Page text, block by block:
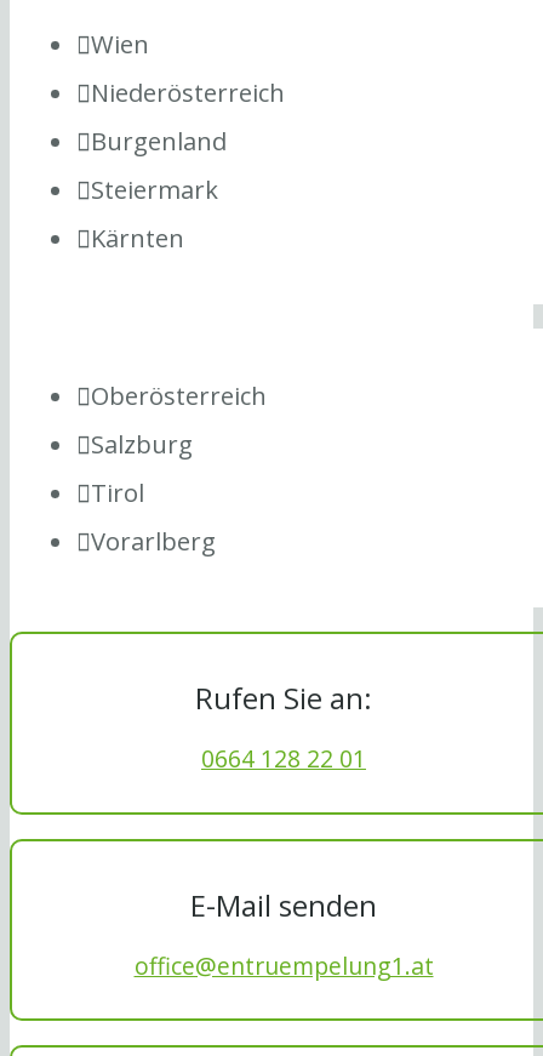
Wien
Niederösterreich
Burgenland
Steiermark
Kärnten
Oberösterreich
Salzburg
Tirol
Vorarlberg
Rufen Sie an:
0664 128 22 01
E-Mail senden
office@entruempelung1.at